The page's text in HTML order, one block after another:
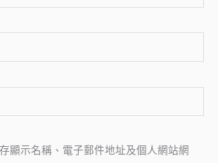
顯示名稱、電子郵件地址及個人網站網